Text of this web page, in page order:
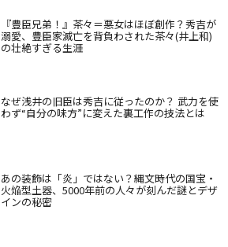
『豊臣兄弟！』茶々＝悪女はほぼ創作？秀吉が
溺愛、豊臣家滅亡を背負わされた茶々(井上和)
の壮絶すぎる生涯
なぜ浅井の旧臣は秀吉に従ったのか？ 武力を使
わず“自分の味方”に変えた裏工作の技法とは
あの装飾は「炎」ではない？縄文時代の国宝・
火焔型土器、5000年前の人々が刻んだ謎とデザ
インの秘密